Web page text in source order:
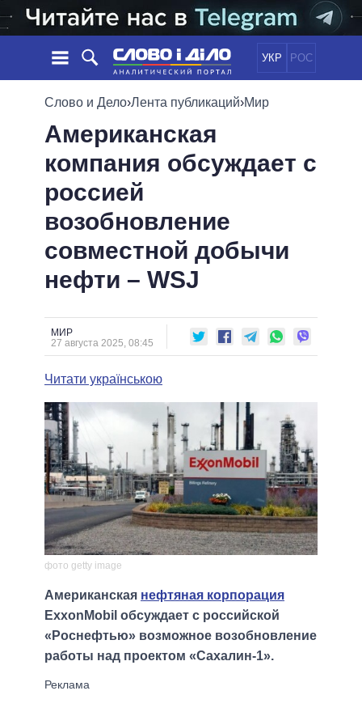
УКР РОС
НОВОСТИ
ЛЕНТА
СОБЫТИЯ
СТАТЬИ
МНЕНИЯ
ОБЗОРЫ
ДАЙДЖЕСТЫ
ПОЛИТИКА
ЭКОНОМИКА
ОБЕЩАНИЯ
ПОЛИТИКИ
ВСЕ ПОЛИТИКИ
ПРЕЗИДЕНТ И ОФИС
ВЕРХОВНАЯ РАДА
КАБИНЕТ МИНИСТРОВ
МЭРЫ
ВСЕ ПЕРСОНЫ
ВИДЕО
ПОДДЕРЖАТЬ
СРАВНЕНИЕ ПОЛИТИКОВ
Слово и Дело›Лента публикаций›Мир
Американская
компания обсуждает с
россией
возобновление
совместной добычи
нефти – WSJ
МИР
27 августа 2025, 08:45
Читати українською
фото getty image
Американская нефтяная корпорация
ExxonMobil обсуждает с российской
«Роснефтью» возможное возобновление
работы над проектом «Сахалин-1».